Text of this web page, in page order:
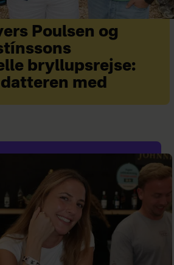
Poulsen og
bryllupsrejse:
med